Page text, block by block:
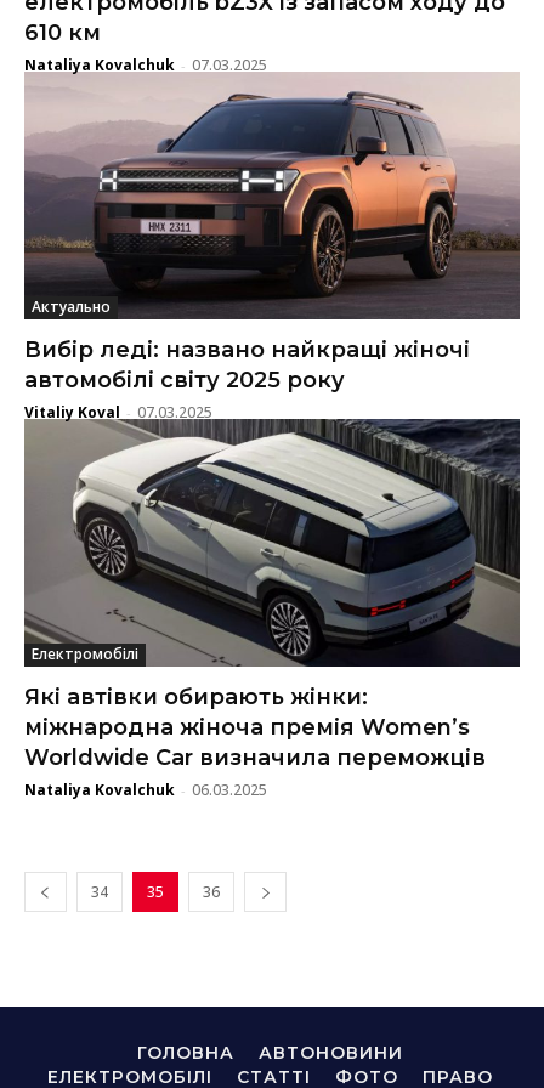
610 км
Nataliya Kovalchuk - 07.03.2025
Актуально
Вибір леді: названо найкращі жіночі
автомобілі світу 2025 року
Vitaliy Koval - 07.03.2025
Електромобілі
Які автівки обирають жінки:
міжнародна жіноча премія Women’s
Worldwide Car визначила переможців
Nataliya Kovalchuk - 06.03.2025
34 35 36
ГОЛОВНА
АВТОНОВИНИ
ЕЛЕКТРОМОБІЛІ
СТАТТІ ФОТО ПРАВО